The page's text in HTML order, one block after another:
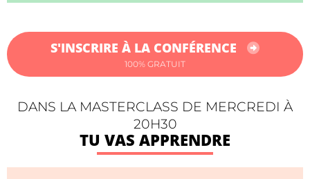
S'INSCRIRE À LA CONFÉRENCE
100% GRATUIT
DANS LA MASTERCLASS DE MERCREDI À
20H30
TU VAS APPRENDRE